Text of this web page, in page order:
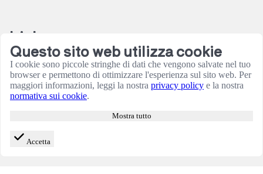
Link
Contatti
Condizioni utilizzo sito
Informativa sulla Privacy
Resi e rimborsi
Termini e Condizioni
Questo sito web utilizza cookie
I cookie sono piccole stringhe di dati che vengono salvate nel tuo
browser e permettono di ottimizzare l'esperienza sul sito web. Per
maggiori informazioni, leggi la nostra privacy policy e la nostra
normativa sui cookie.
Mostra tutto
Accetta